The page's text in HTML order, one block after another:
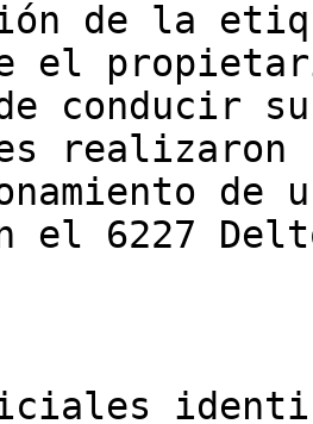
de la
el
conducir
realizaron
de
el 6227